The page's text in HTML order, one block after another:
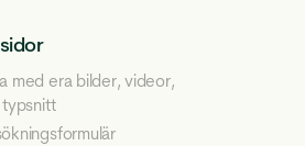
med era bilder, videor,